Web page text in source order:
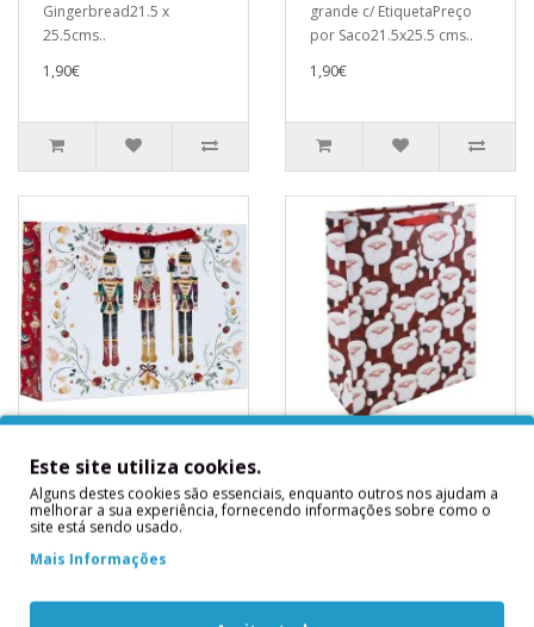
Gingerbread21.5 x
25.5cms..
1,90€
grande c/ EtiquetaPreço
por Saco21.5x25.5 cms..
1,90€
Nutcracker Médio
c/ Etiqueta
Sacos Presente Nutcracker
por Saco33x26 cms..
2,30€
Etiqueta
Sacos Presente Pai Natal
2,30€
Este site utiliza cookies.
Alguns destes cookies são essenciais, enquanto outros nos ajudam a
melhorar a sua experiência, fornecendo informações sobre como o
site está sendo usado.
Mais Informações